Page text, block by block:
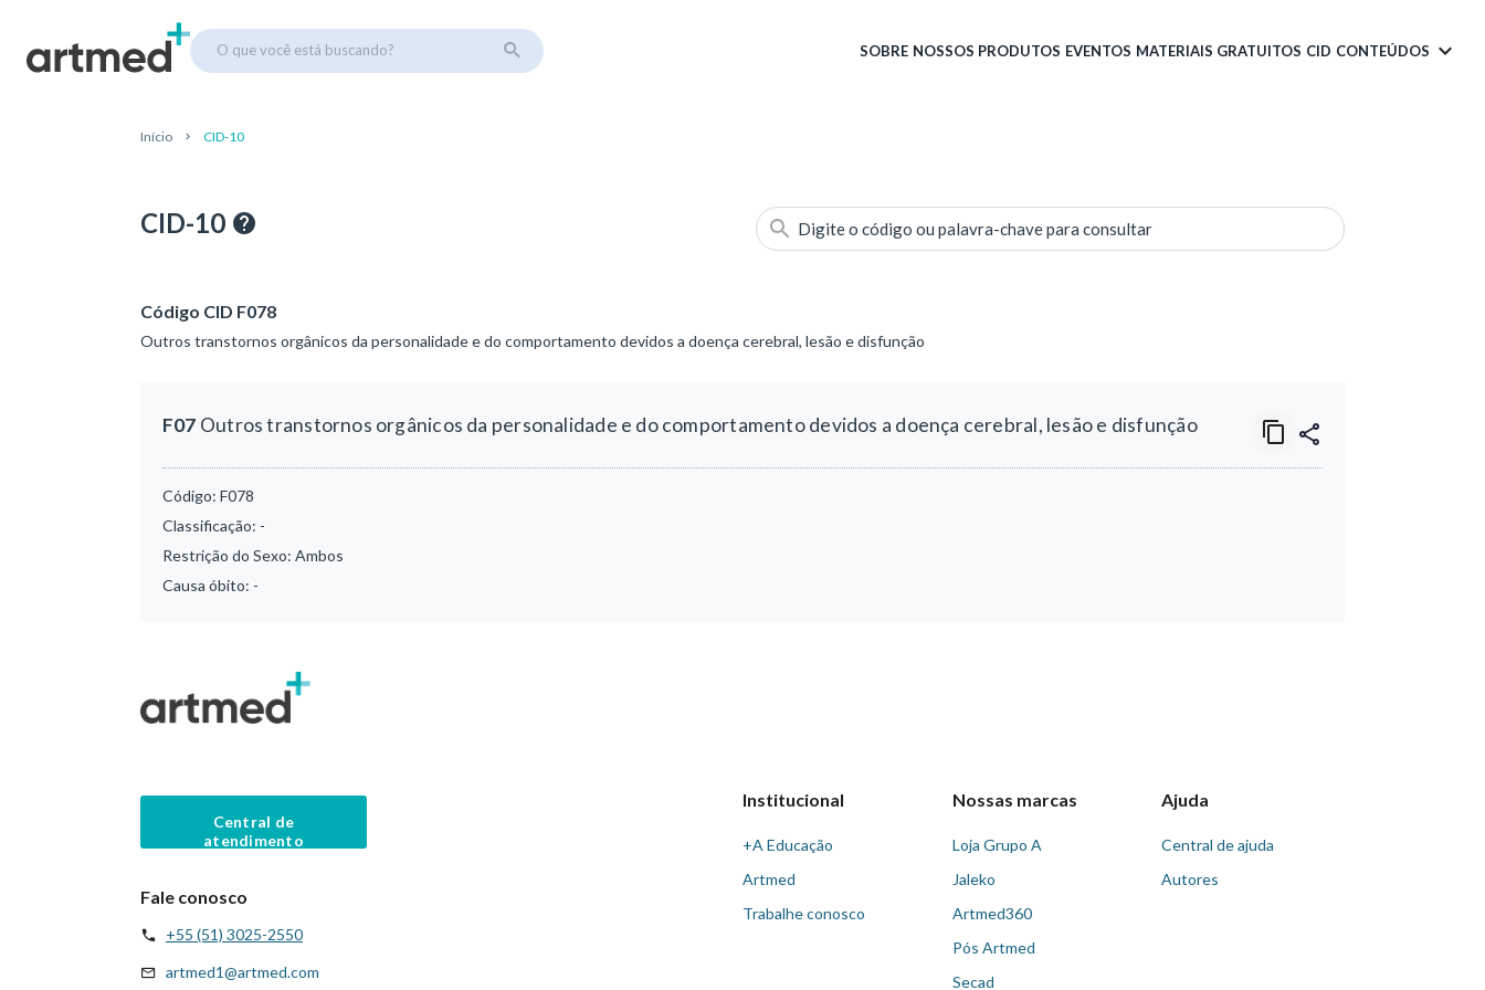
O que você está buscando? SOBRE NOSSOS PRODUTOS EVENTOS MATERIAIS GRATUITOS CID CONTEÚDOS
Início CID-10
CID-10 Digite o código ou palavra-chave para consultar
Código CID F078
Outros transtornos orgânicos da personalidade e do comportamento devidos a doença cerebral, lesão e disfunção
F07 Outros transtornos orgânicos da personalidade e do comportamento devidos a doença cerebral, lesão e disfunção
Código: F078
Classificação: -
Restrição do Sexo: Ambos
Causa óbito: -
Central de
atendimento
Fale conosco
+55 (51) 3025-2550
artmed1@artmed.com
Institucional
+A Educação
Artmed
Trabalhe conosco
Nossas marcas
Loja Grupo A
Jaleko
Artmed360
Pós Artmed
Secad
Ajuda
Central de ajuda
Autores